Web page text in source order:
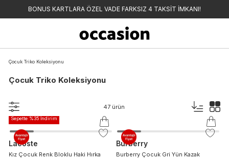
BONUS KARTLARA ÖZEL VADE FARKSIZ 4 TAKSİT İMKANI!
Çocuk Triko Koleksiyonu
Çocuk Triko Koleksiyonu
47 ürün
Sepette %35 İndirim
Lacoste
Kız Çocuk Renk Bloklu Haki Hırka
Burberry
Burberry Çocuk Gri Yün Kazak